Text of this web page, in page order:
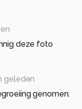
deze foto
geleden
genomen.